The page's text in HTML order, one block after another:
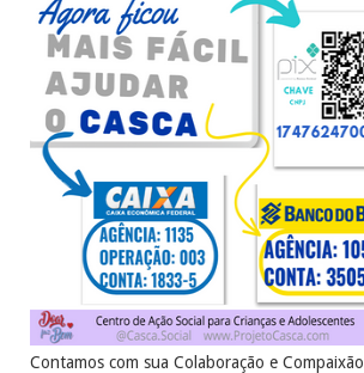
Contamos com sua Colaboração e Compaixão